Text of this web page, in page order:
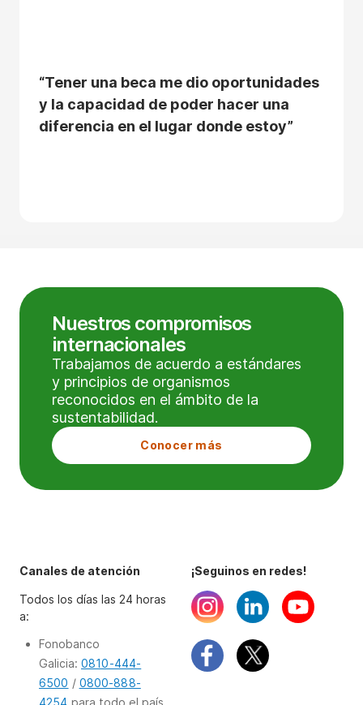
“Tener una beca me dio oportunidades
y la capacidad de poder hacer una
diferencia en el lugar donde estoy”
Nuestros compromisos
internacionales
Trabajamos de acuerdo a estándares
y principios de organismos
reconocidos en el ámbito de la
sustentabilidad.
Conocer más
¡Seguinos en redes!
Canales de atención
Todos los días las 24 horas
a:
Fonobanco
Galicia: 0810-444-
6500 / 0800-888-
4254 para todo el país.